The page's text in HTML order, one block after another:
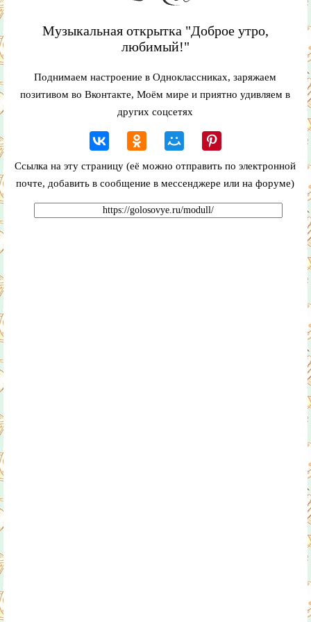
Музыкальная открытка "Доброе утро,
любимый!"
Поднимаем настроение в Одноклассниках, заряжаем
позитивом во Вконтакте, Моём мире и приятно удивляем в
других соцсетях
Ссылка на эту страницу (её можно отправить по электронной
почте, добавить в сообщение в мессенджере или на форуме)